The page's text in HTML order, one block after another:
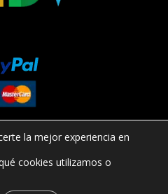
la mejor experiencia en
cookies utilizamos o